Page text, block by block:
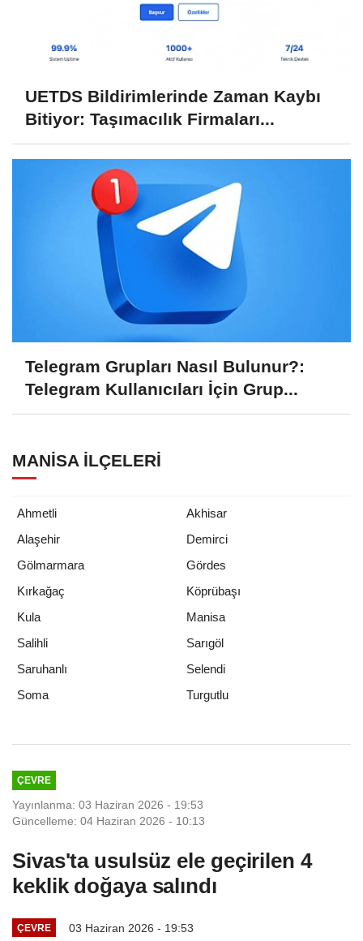
UETDS Bildirimlerinde Zaman Kaybı
Bitiyor: Taşımacılık Firmaları...
Telegram Grupları Nasıl Bulunur?:
Telegram Kullanıcıları İçin Grup...
MANISA İLÇELERI
Ahmetli
Akhisar
Alaşehir
Demirci
Gölmarmara
Gördes
Kırkağaç
Köprübaşı
Kula
Manisa
Salihli
Sarıgöl
Saruhanlı
Selendi
Soma
Turgutlu
ÇEVRE
Yayınlanma: 03 Haziran 2026 - 19:53
Güncelleme: 04 Haziran 2026 - 10:13
Sivas'ta usulsüz ele geçirilen 4
keklik doğaya salındı
ÇEVRE 03 Haziran 2026 - 19:53